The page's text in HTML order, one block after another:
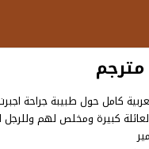
كامل حول طبيبة جراحة
كبيرة ومخلص لهم وللرجل